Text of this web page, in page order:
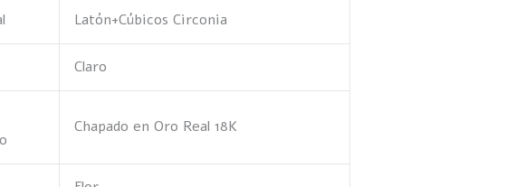
Latón+Cúbicos Circonia
Claro
Chapado en Oro Real 18K